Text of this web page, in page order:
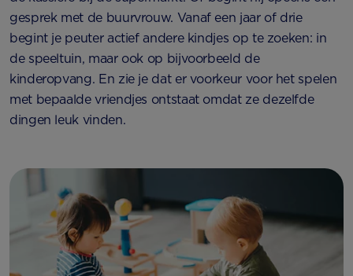
gesprek met de buurvrouw. Vanaf een jaar of drie
begint je peuter actief andere kindjes op te zoeken: in
de speeltuin, maar ook op bijvoorbeeld de
kinderopvang. En zie je dat er voorkeur voor het spelen
met bepaalde vriendjes ontstaat omdat ze dezelfde
dingen leuk vinden.